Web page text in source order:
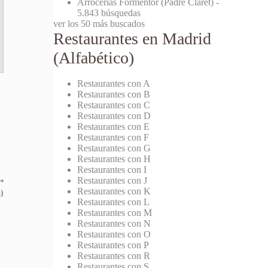
5.843 búsquedas
ver los 50 más buscados
Restaurantes en Madrid
(Alfabético)
Restaurantes con A
Restaurantes con B
Restaurantes con C
Restaurantes con D
Restaurantes con E
Restaurantes con F
Restaurantes con G
Restaurantes con H
Restaurantes con I
Restaurantes con J
Restaurantes con K
Restaurantes con L
Restaurantes con M
Restaurantes con N
Restaurantes con O
Restaurantes con P
Restaurantes con R